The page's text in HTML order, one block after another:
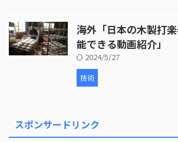
海外「日本の木製打
能できる動画紹介」
2024/5/27
技術
スポンサードリンク